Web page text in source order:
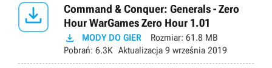

Command & Conquer: Generals - Zero
Hour WarGames Zero Hour 1.01
 MODY DO GIER Rozmiar: 61.8 MB
Pobrań: 6.3K Aktualizacja 9 września 2019